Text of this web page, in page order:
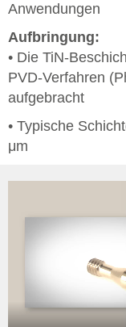
Anwendungen
Aufbringung:
• Die TiN-
PVD-Verfahren
aufgebracht
• Typische
μm